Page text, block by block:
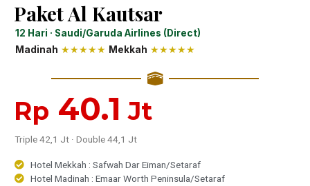
Paket Al Kautsar
12 Hari · Saudi/Garuda Airlines (Direct)
Madinah ★★★★★ Mekkah ★★★★★
Rp 40.1 Jt
Triple 42,1 Jt · Double 44,1 Jt
Hotel Mekkah : Safwah Dar Eiman/Setaraf
Hotel Madinah : Emaar Worth Peninsula/Setaraf